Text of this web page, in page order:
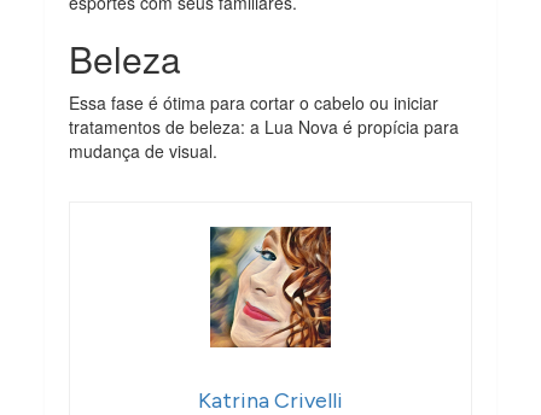
Beleza
Essa fase é ótima para cortar o cabelo ou iniciar
tratamentos de beleza: a Lua Nova é propícia para
mudança de visual.
Katrina Crivelli